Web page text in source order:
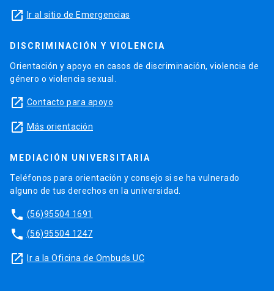
launch Ir al sitio de Emergencias
DISCRIMINACIÓN Y VIOLENCIA
Orientación y apoyo en casos de discriminación, violencia de
género o violencia sexual.
launch Contacto para apoyo
launch Más orientación
MEDIACIÓN UNIVERSITARIA
Teléfonos para orientación y consejo si se ha vulnerado
alguno de tus derechos en la universidad.
phone (56)95504 1691
phone (56)95504 1247
launch Ir a la Oficina de Ombuds UC